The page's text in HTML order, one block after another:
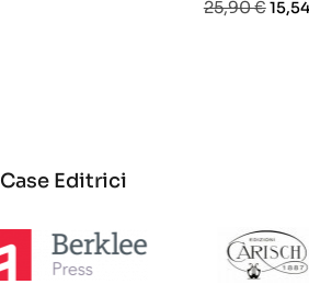
Prezzo
25,90 €
Case Editrici